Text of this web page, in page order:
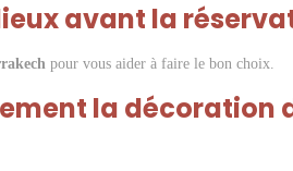
avant la
pour vous aider à faire le bon choix.
la décoration